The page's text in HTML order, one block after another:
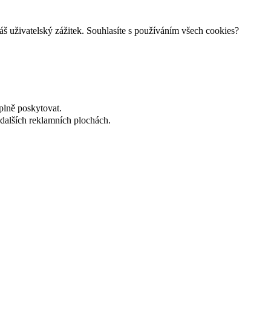
uživatelský zážitek. Souhlasíte s používáním všech cookies?
poskytovat.
reklamních plochách.